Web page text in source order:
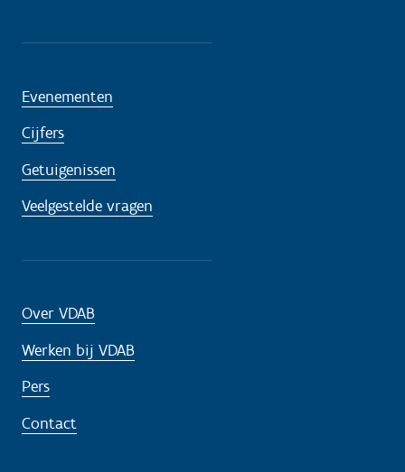
Evenementen
Cijfers
Getuigenissen
Veelgestelde vragen
Over VDAB
Werken bij VDAB
Pers
Contact